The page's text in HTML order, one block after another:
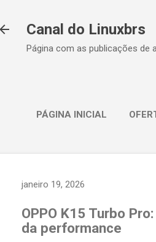
Canal do Linuxbrs
Página com as publicações de
PÁGINA INICIAL
janeiro 19, 2026
OPPO K15 Turbo
da performance